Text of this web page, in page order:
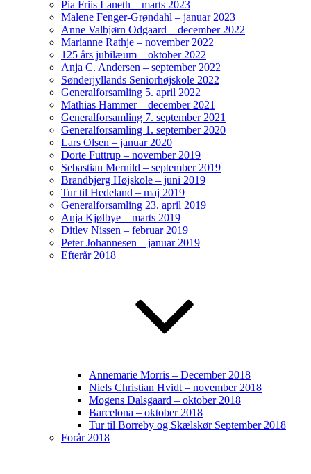
Pia Friis Laneth – marts 2023
Malene Fenger-Grøndahl – januar 2023
Anne Valbjørn Odgaard – december 2022
Marianne Rathje – november 2022
125 års jubilæum – oktober 2022
Anja C. Andersen – september 2022
Sønderjyllands Seniorhøjskole 2022
Generalforsamling 5. april 2022
Mathias Hammer – december 2021
Generalforsamling 7. september 2021
Generalforsamling 1. september 2020
Lars Olsen – januar 2020
Dorte Futtrup – november 2019
Sebastian Mernild – september 2019
Brandbjerg Højskole – juni 2019
Tur til Hedeland – maj 2019
Generalforsamling 23. april 2019
Anja Kjølbye – marts 2019
Ditlev Nissen – februar 2019
Peter Johannesen – januar 2019
Efterår 2018
Annemarie Morris – December 2018
Niels Christian Hvidt – november 2018
Mogens Dalsgaard – oktober 2018
Barcelona – oktober 2018
Tur til Borreby og Skælskør September 2018
Forår 2018